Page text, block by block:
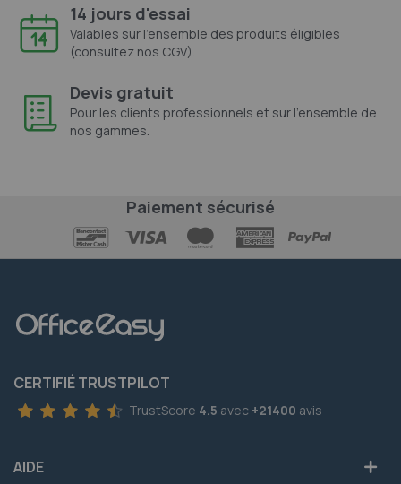
14 jours d'essai
Valables sur l'ensemble des produits éligibles
(consultez nos CGV).
Devis gratuit
Pour les clients professionnels et sur l'ensemble de
nos gammes.
Paiement sécurisé
CERTIFIÉ TRUSTPILOT
TrustScore 4.5 avec +21400 avis
AIDE